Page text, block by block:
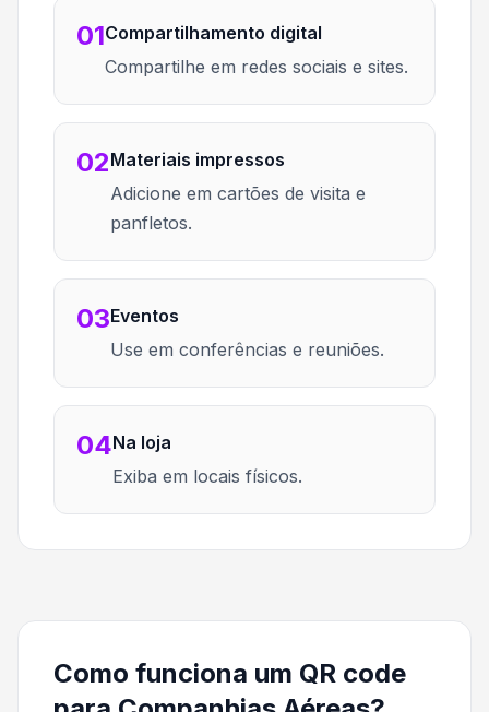
01Compartilhamento digital
Compartilhe em redes sociais e sites.
02Materiais impressos
Adicione em cartões de visita e
panfletos.
03Eventos
Use em conferências e reuniões.
04Na loja
Exiba em locais físicos.
Como funciona um QR code